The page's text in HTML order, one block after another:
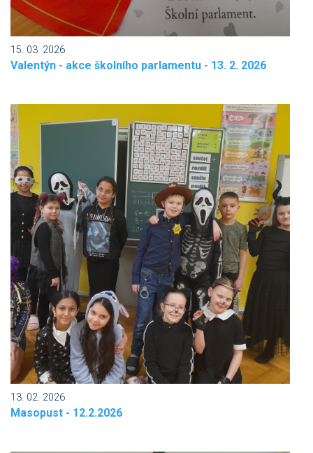
15. 03. 2026
Valentýn - akce školního parlamentu - 13. 2. 2026
13. 02. 2026
Masopust - 12.2.2026